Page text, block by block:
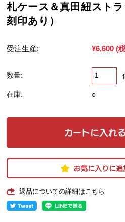
札ケース＆真田紐スト
刻印あり）
受注生産: ¥6,600 (
数量:
在庫: ○
返品についての詳細はこちら